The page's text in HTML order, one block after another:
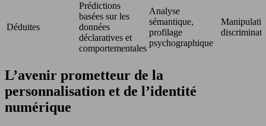
Déduites
Prédictions
basées sur les
données
déclaratives et
comportementales
Analyse
sémantique,
profilage
psychographique
L’avenir prometteur de la
personnalisation et de l’identité
numérique